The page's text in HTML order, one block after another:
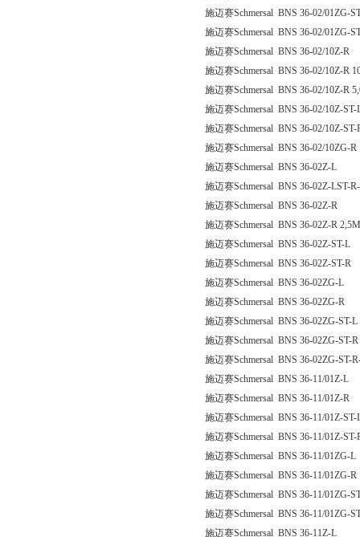
施迈赛Schmersal BNS 36-02/01ZG-
施迈赛Schmersal BNS 36-02/01ZG-
施迈赛Schmersal BNS 36-02/10Z-R
施迈赛Schmersal BNS 36-02/10Z-R
施迈赛Schmersal BNS 36-02/10Z-R
施迈赛Schmersal BNS 36-02/10Z-ST-
施迈赛Schmersal BNS 36-02/10Z-ST-
施迈赛Schmersal BNS 36-02/10ZG-R
施迈赛Schmersal BNS 36-02Z-L
施迈赛Schmersal BNS 36-02Z-LST-
施迈赛Schmersal BNS 36-02Z-R
施迈赛Schmersal BNS 36-02Z-R 2,5M
施迈赛Schmersal BNS 36-02Z-ST-L
施迈赛Schmersal BNS 36-02Z-ST-R
施迈赛Schmersal BNS 36-02ZG-L
施迈赛Schmersal BNS 36-02ZG-R
施迈赛Schmersal BNS 36-02ZG-ST-L
施迈赛Schmersal BNS 36-02ZG-ST-R
施迈赛Schmersal BNS 36-02ZG-ST-
施迈赛Schmersal BNS 36-11/01Z-L
施迈赛Schmersal BNS 36-11/01Z-R
施迈赛Schmersal BNS 36-11/01Z-ST-
施迈赛Schmersal BNS 36-11/01Z-ST-
施迈赛Schmersal BNS 36-11/01ZG-L
施迈赛Schmersal BNS 36-11/01ZG-R
施迈赛Schmersal BNS 36-11/01ZG-
施迈赛Schmersal BNS 36-11/01ZG-
施迈赛Schmersal BNS 36-11Z-L